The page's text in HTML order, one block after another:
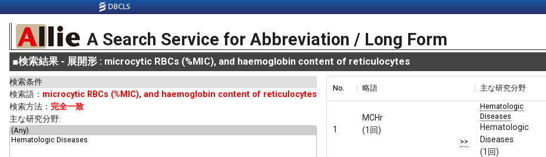
A Search Service for Abbreviation / Long Form
■検索結果 - 展開形 : microcytic RBCs (%MIC), and haemoglobin content of reticulocytes
検索条件
検索語： microcytic RBCs (%MIC), and haemoglobin content of reticulocytes
検索方法： 完全一致
主な研究分野:
No. 略語 主な研究分野
1
MCHr
(1回)
>>
Hematologic
Diseases
Hematologic
Diseases
(1回)